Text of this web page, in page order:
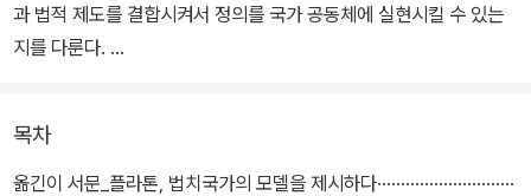
과 법적 제도를 결합시켜서 정의를 국가 공동체에 실현시킬 수 있는
지를 다룬다.
상을 밝힌다. 이것이 ‘아름다운’ 것은 개인과 공동체의 조화에 바탕을
둔 국가를 건설하기 때문이고, ‘선한’ 것은 단순히 행위를 규제하는 제
목차
옮긴이 서문_플라톤, 법치국가의 모델을 제시하다·····························